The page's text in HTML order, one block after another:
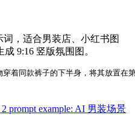
，适合男装店、小红书图
9:16 竖版氛围图。
穿着同款裤子的下半身，将其放置